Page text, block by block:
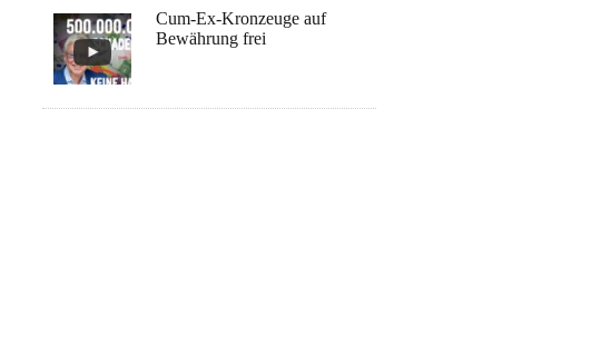
Cum-Ex-Kronzeuge auf
Bewährung frei